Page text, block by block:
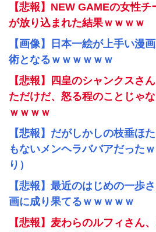
【悲報】NEW GAMEの女性
が放り込まれた結果ｗｗｗｗ
【画像】日本一絵が上手い漫
術となるｗｗｗｗｗｗ
【悲報】四皇のシャンクスさ
ただけだ、怒る程のことじゃ
ｗｗｗｗ
【悲報】だがしかしの枝垂ほ
もないメンヘラババアだった
り）
【悲報】最近のはじめの一歩
画に成り果てるｗｗｗｗｗ
【悲報】麦わらのルフィさん